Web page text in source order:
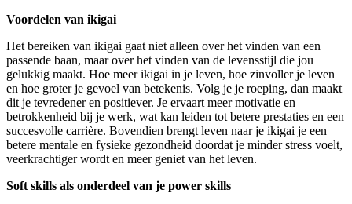
Voordelen van ikigai
Het bereiken van ikigai gaat niet alleen over het vinden van een
passende baan, maar over het vinden van de levensstijl die jou
gelukkig maakt. Hoe meer ikigai in je leven, hoe zinvoller je leven
en hoe groter je gevoel van betekenis. Volg je je roeping, dan maakt
dit je tevredener en positiever. Je ervaart meer motivatie en
betrokkenheid bij je werk, wat kan leiden tot betere prestaties en een
succesvolle carrière. Bovendien brengt leven naar je ikigai je een
betere mentale en fysieke gezondheid doordat je minder stress voelt,
veerkrachtiger wordt en meer geniet van het leven.
Soft skills als onderdeel van je power skills